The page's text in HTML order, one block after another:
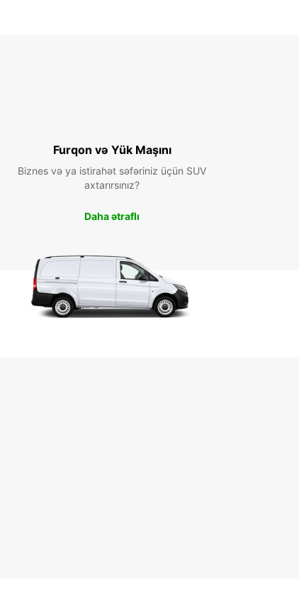
Furqon və Yük Maşını
Biznes və ya istirahət səfəriniz üçün SUV
axtarırsınız?
Daha ətraflı